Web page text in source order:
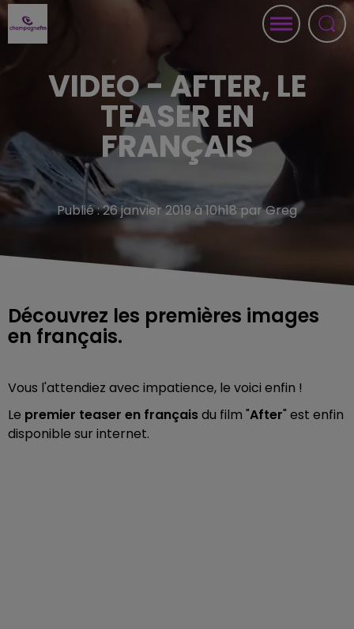
VIDEO - AFTER, LE
TEASER EN
FRANÇAIS
Publié : 26 janvier 2019 à 10h18 par Greg
Découvrez les premières images
en français.
Vous l'attendiez avec impatience, le voici enfin !
Le premier teaser en françaisdu film "After" est enfin
disponible sur internet.